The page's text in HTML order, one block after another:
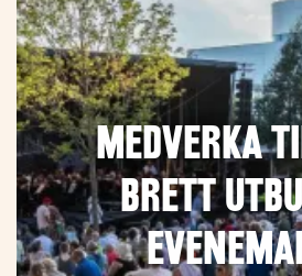
Medverka
brett